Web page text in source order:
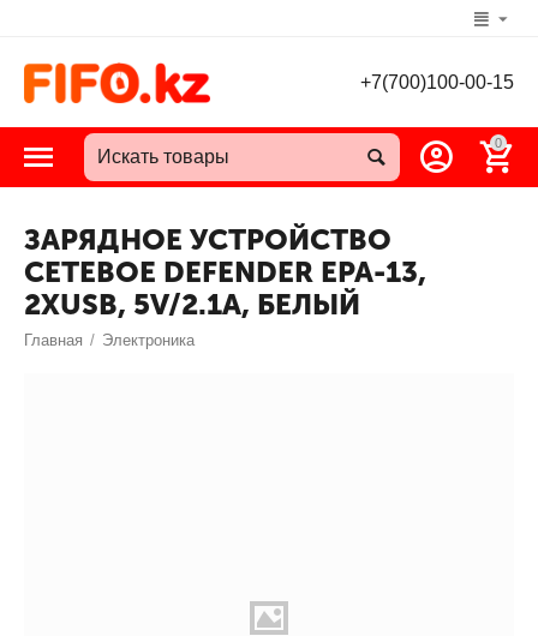
+7(700)100-00-15
0
ЗАРЯДНОЕ УСТРОЙСТВО
СЕТЕВОЕ DEFENDER EPA-13,
2XUSB, 5V/2.1А, БЕЛЫЙ
Главная / Электроника